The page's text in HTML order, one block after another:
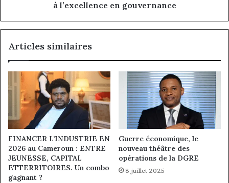
à l’excellence en gouvernance
Articles similaires
FINANCER L’INDUSTRIE EN
2026 au Cameroun : ENTRE
JEUNESSE, CAPITAL
ETTERRITOIRES. Un combo
gagnant ?
Guerre économique, le
nouveau théâtre des
opérations de la DGRE
8 juillet 2025